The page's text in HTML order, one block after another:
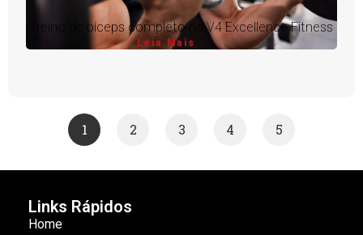
Treino de bíceps completo na V4 Excellence Fitness
Leia Mais
1 2 3 4 5
Links Rápidos
Home